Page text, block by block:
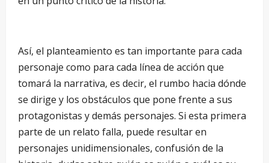
Así, el planteamiento es tan importante para cada
personaje como para cada línea de acción que
tomará la narrativa, es decir, el rumbo hacia dónde
se dirige y los obstáculos que pone frente a sus
protagonistas y demás personajes. Si esta primera
parte de un relato falla, puede resultar en
personajes unidimensionales, confusión de la